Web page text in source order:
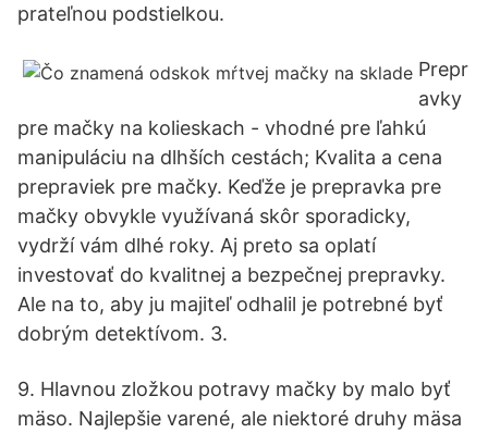
prateľnou podstielkou.
Prepr
avky
pre mačky na kolieskach - vhodné pre ľahkú
manipuláciu na dlhších cestách; Kvalita a cena
prepraviek pre mačky. Keďže je prepravka pre
mačky obvykle využívaná skôr sporadicky,
vydrží vám dlhé roky. Aj preto sa oplatí
investovať do kvalitnej a bezpečnej prepravky.
Ale na to, aby ju majiteľ odhalil je potrebné byť
dobrým detektívom. 3.
9. Hlavnou zložkou potravy mačky by malo byť
mäso. Najlepšie varené, ale niektoré druhy mäsa